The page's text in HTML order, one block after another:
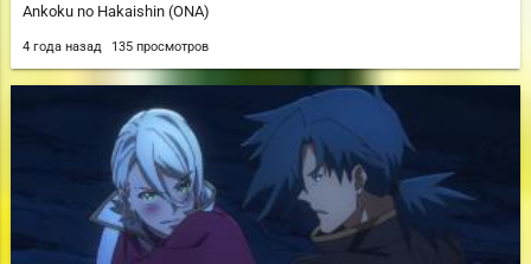
Ankoku no Hakaishin (ONA)
4 года назад 135 просмотров